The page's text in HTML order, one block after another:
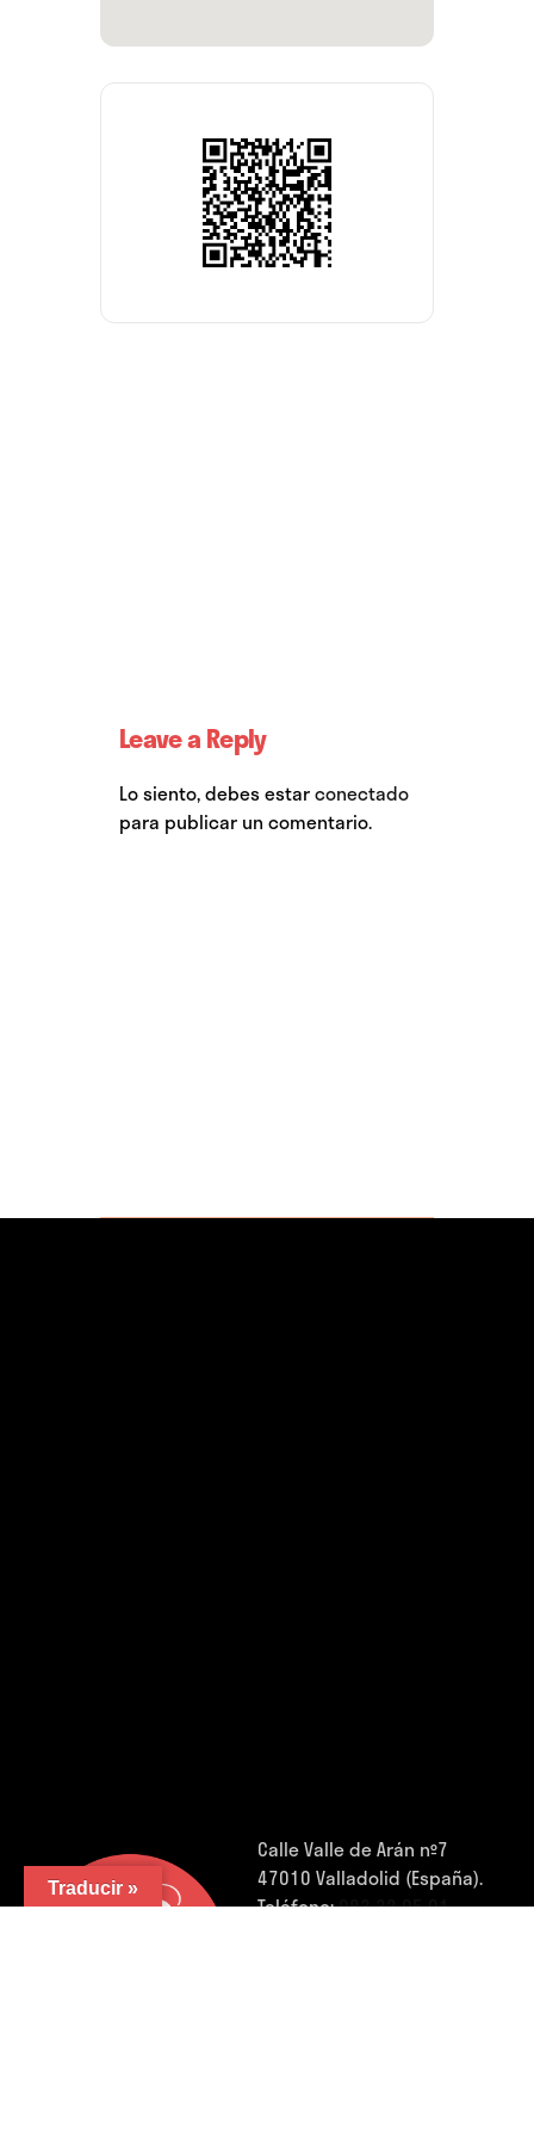
Leave a Reply
Lo siento, debes estarconectado
para publicar un comentario.
Calle Valle de Arán nº7
47010 Valladolid (España).
Teléfono:983 32 05 01
Traducir »